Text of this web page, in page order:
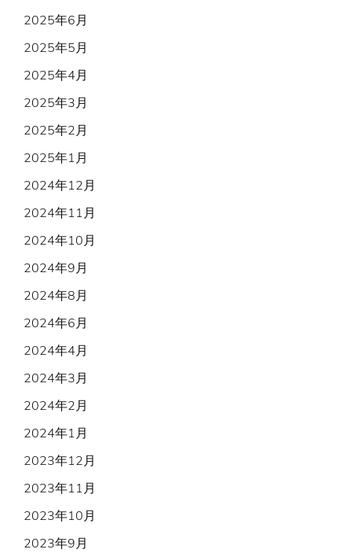
2025年6月
2025年5月
2025年4月
2025年3月
2025年2月
2025年1月
2024年12月
2024年11月
2024年10月
2024年9月
2024年8月
2024年6月
2024年4月
2024年3月
2024年2月
2024年1月
2023年12月
2023年11月
2023年10月
2023年9月